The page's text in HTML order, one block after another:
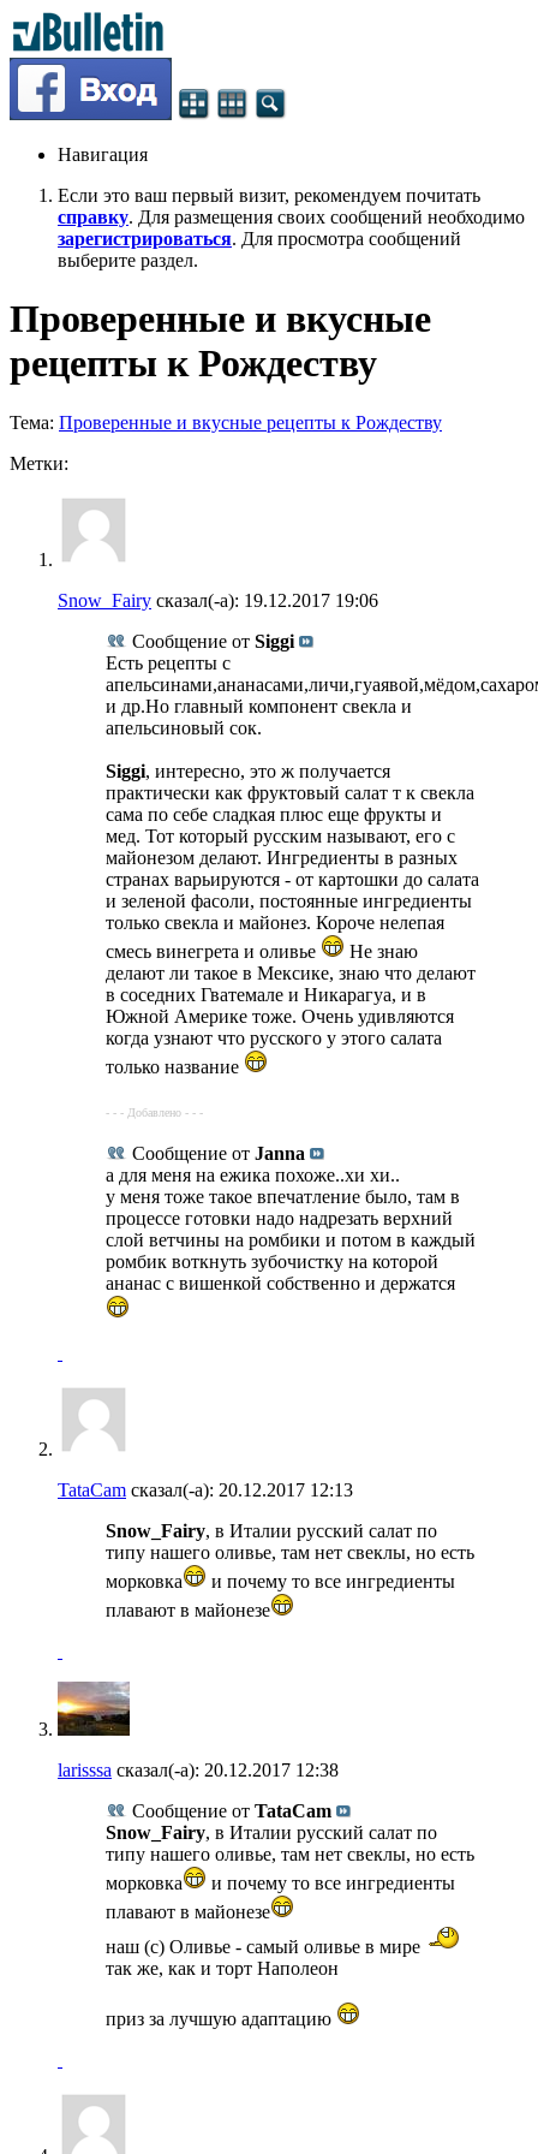
Навигация
Если это ваш первый визит, рекомендуем почитать
справку. Для размещения своих сообщений необходимо
зарегистрироваться. Для просмотра сообщений
выберите раздел.
Проверенные и вкусные
рецепты к Рождеству
Тема: Проверенные и вкусные рецепты к Рождеству
Метки:
Snow_Fairy сказал(-а): 19.12.2017 19:06
Сообщение от Siggi
Есть рецепты с
и др.Но главный компонент свекла и
апельсиновый сок.
Siggi, интересно, это ж получается
практически как фруктовый салат т к свекла
сама по себе сладкая плюс еще фрукты и
мед. Тот который русским называют, его с
майонезом делают. Ингредиенты в разных
странах варьируются - от картошки до салата
и зеленой фасоли, постоянные ингредиенты
только свекла и майонез. Короче нелепая
смесь винегрета и оливье
Не знаю
делают ли такое в Мексике, знаю что делают
в соседних Гватемале и Никарагуа, и в
Южной Америке тоже. Очень удивляются
когда узнают что русского у этого салата
только название
- - - Добавлено - - -
Сообщение от Janna
а для меня на ежика похоже..хи хи..
у меня тоже такое впечатление было, там в
процессе готовки надо надрезать верхний
слой ветчины на ромбики и потом в каждый
ромбик воткнуть зубочистку на которой
ананас с вишенкой собственно и держатся
TataCam сказал(-а): 20.12.2017 12:13
Snow_Fairy, в Италии русский салат по
типу нашего оливье, там нет свеклы, но есть
морковка
и почему то все ингредиенты
плавают в майонезе
larisssa сказал(-а): 20.12.2017 12:38
Сообщение от TataCam
Snow_Fairy, в Италии русский салат по
типу нашего оливье, там нет свеклы, но есть
морковка
и почему то все ингредиенты
плавают в майонезе
наш (с) Оливье - самый оливье в мире
так же, как и торт Наполеон
приз за лучшую адаптацию